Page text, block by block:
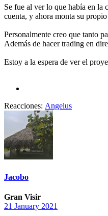
Se fue al ver lo que había en la
cuenta, y ahora monta su
Personalmente creo que tanto
Además de hacer trading en
Estoy a la espera de ver el
Reacciones: Angelus
Jacobo
Gran Visir
21 January 2021